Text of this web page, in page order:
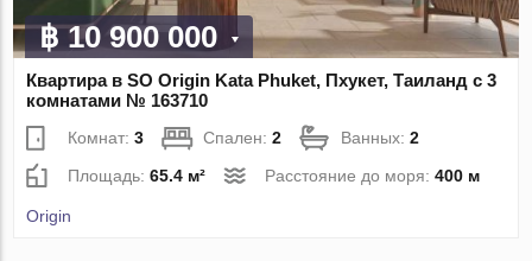
฿ 10 900 000
Квартира в SO Origin Kata Phuket, Пхукет, Таиланд с 3
комнатами № 163710
Комнат:3 Спален:2 Ванных:2
Площадь:65.4 м² Расстояние до моря:400 м
Origin